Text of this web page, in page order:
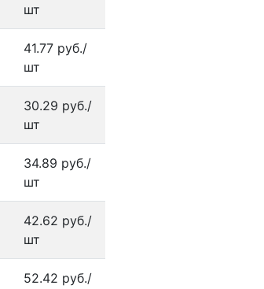
шт
41.77 руб./
шт
30.29 руб./
шт
34.89 руб./
шт
42.62 руб./
шт
52.42 руб./